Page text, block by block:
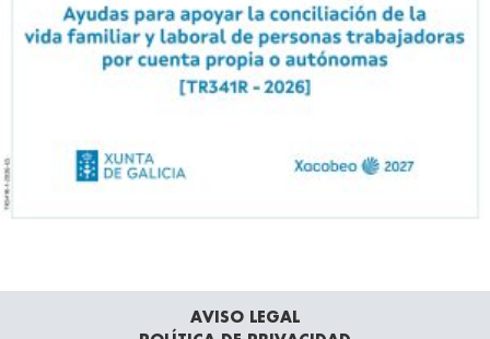
AVISO LEGAL